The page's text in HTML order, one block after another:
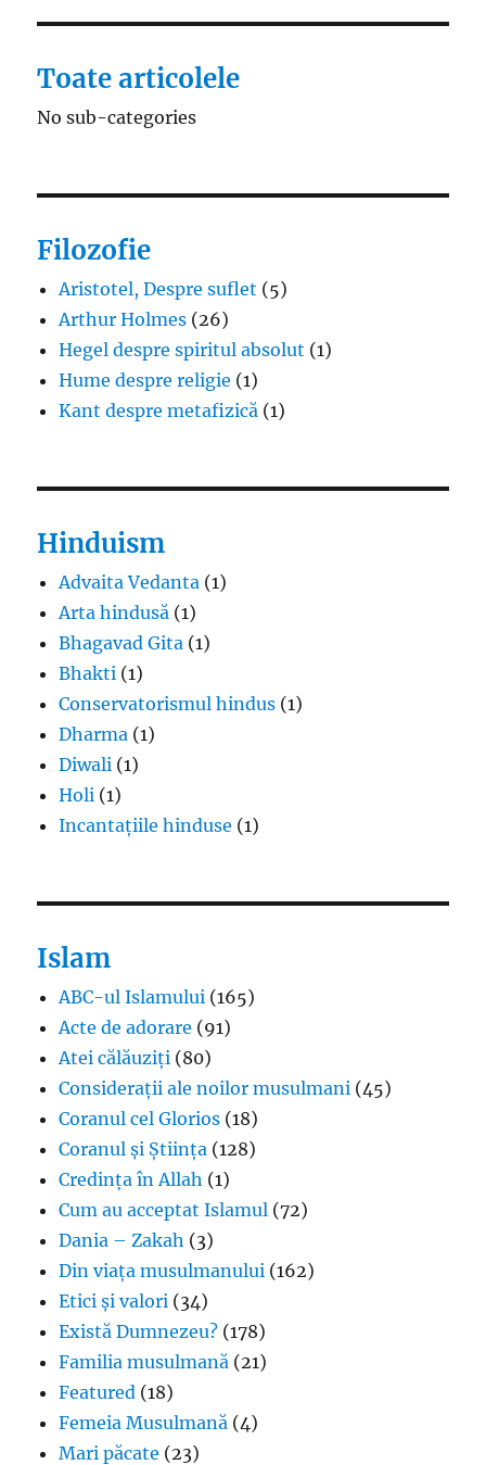
Toate articolele
No sub-categories
Filozofie
Aristotel, Despre suflet (5)
Arthur Holmes (26)
Hegel despre spiritul absolut (1)
Hume despre religie (1)
Kant despre metafizică (1)
Hinduism
Advaita Vedanta (1)
Arta hindusă (1)
Bhagavad Gita (1)
Bhakti (1)
Conservatorismul hindus (1)
Dharma (1)
Diwali (1)
Holi (1)
Incantațiile hinduse (1)
Islam
ABC-ul Islamului (165)
Acte de adorare (91)
Atei călăuziți (80)
Considerații ale noilor musulmani (45)
Coranul cel Glorios (18)
Coranul și Știința (128)
Credința în Allah (1)
Cum au acceptat Islamul (72)
Dania – Zakah (3)
Din viața musulmanului (162)
Etici și valori (34)
Există Dumnezeu? (178)
Familia musulmană (21)
Featured (18)
Femeia Musulmană (4)
Mari păcate (23)